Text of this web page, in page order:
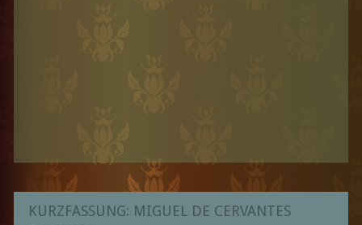
KURZFASSUNG: MIGUEL DE CERVANTES